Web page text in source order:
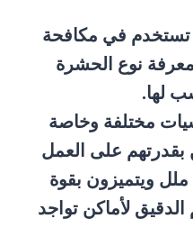
تستخدم في مكافحة
نوع الحشرة
لها.
مختلفة وخاصة
بقدرتهم على العمل
ويتميزون بقوة
لأماكن تواجد